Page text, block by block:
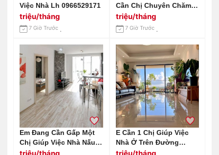
Việc Nhà Lh 0966529171
triệu/tháng
7 Giờ Trước
Cần Chị Chuyên Chăm
Bé Trên Đường An
Dương Vương Q6
Lương Cao Đây Ạ.
triệu/tháng
7 Giờ Trước
Em Đang Cần Gấp Một
Chị Giúp Việc Nhà Nấu
Ăn ,dọn Dẹp Nhà Cửa
E Cần 1 Chị Giúp Việc
Nhà Ở Trên Đường
Nguyễn Thị Định Q2